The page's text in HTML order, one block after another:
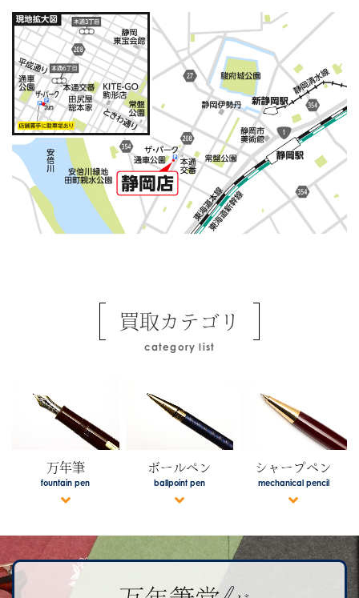
買取カテゴリ
category list
万年筆
fountain pen
ボールペン
ballpoint pen
シャープペン
mechanical pencil